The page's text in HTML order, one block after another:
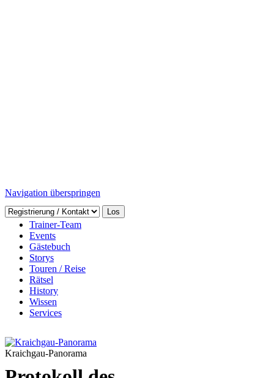
Navigation überspringen
Home
Trainer-Team
Events
Gästebuch
Storys
Touren / Reise
Rätsel
History
Wissen
Services
Kraichgau-Panorama